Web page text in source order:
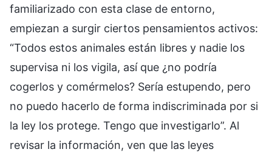
familiarizado con esta clase de entorno,
empiezan a surgir ciertos pensamientos activos:
“Todos estos animales están libres y nadie los
supervisa ni los vigila, así que ¿no podría
cogerlos y comérmelos? Sería estupendo, pero
no puedo hacerlo de forma indiscriminada por si
la ley los protege. Tengo que investigarlo”. Al
revisar la información, ven que las leyes